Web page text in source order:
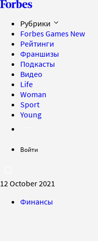
Рубрики
Forbes Games New
Рейтинги
Франшизы
Подкасты
Видео
Life
Woman
Sport
Young
Войти
12 October 2021
Финансы